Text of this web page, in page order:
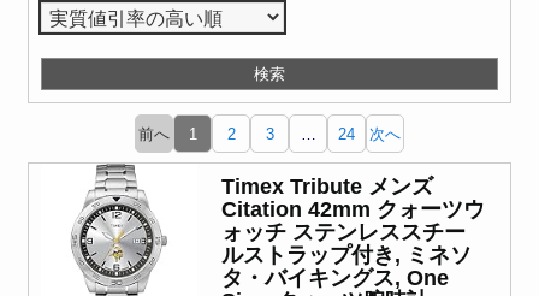
前へ 1 2 3 24 次へ
Timex Tribute メンズ
Citation 42mm クォーツウ
ォッチ ステンレススチー
ルストラップ付き, ミネソ
タ・バイキングス, One